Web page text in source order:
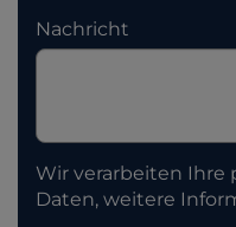
Nachricht
Wir verarbeiten Ihre
Daten, weitere